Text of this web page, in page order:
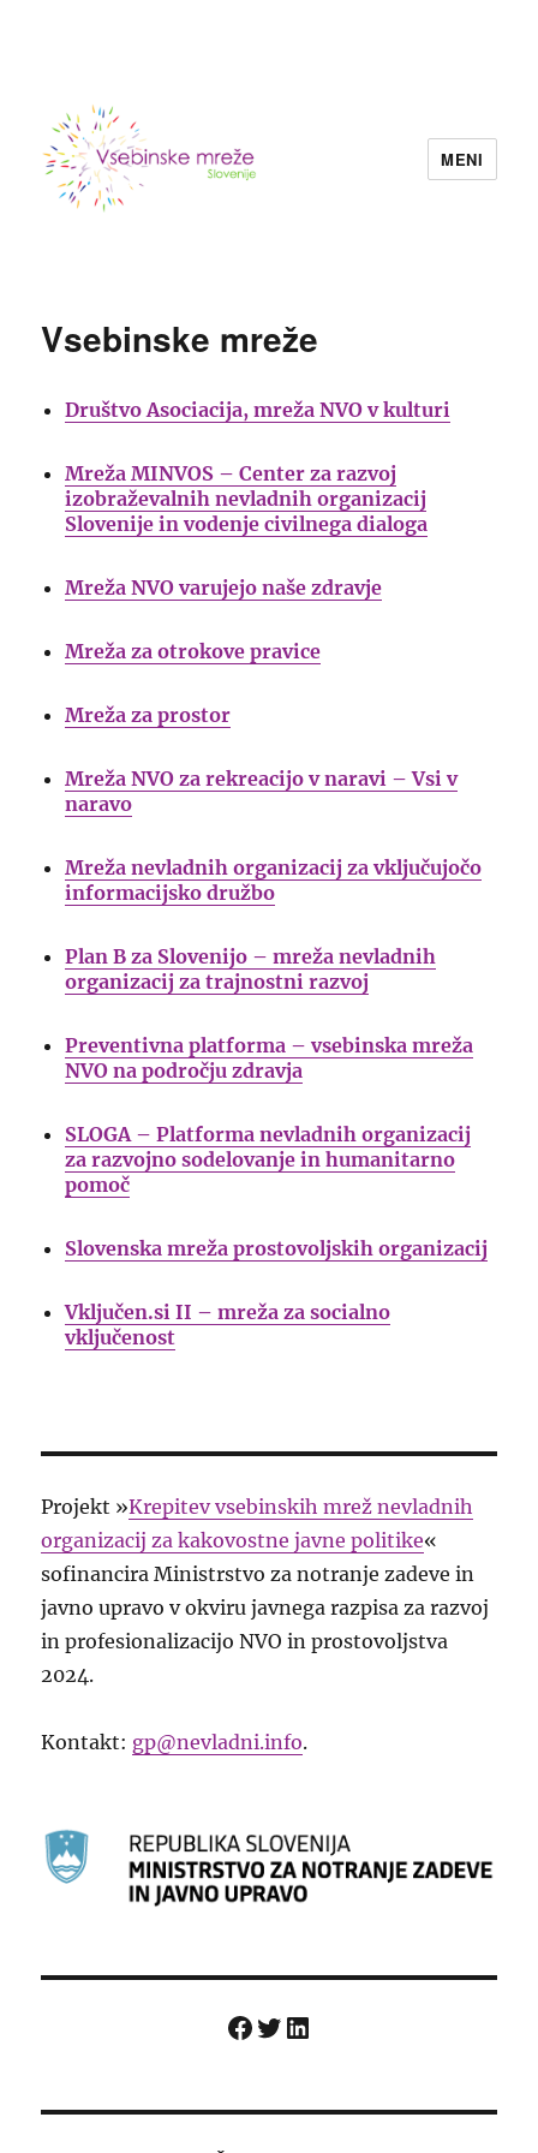
organizacij Slovenije
MENI
Vsebinske mreže
Društvo Asociacija, mreža NVO v kulturi
Mreža MINVOS – Center za razvoj
izobraževalnih nevladnih organizacij
Slovenije in vodenje civilnega dialoga
Mreža NVO varujejo naše zdravje
Mreža za otrokove pravice
Mreža za prostor
Mreža NVO za rekreacijo v naravi – Vsi v
naravo
Mreža nevladnih organizacij za vključujočo
informacijsko družbo
Plan B za Slovenijo – mreža nevladnih
organizacij za trajnostni razvoj
Preventivna platforma – vsebinska mreža
NVO na področju zdravja
SLOGA – Platforma nevladnih organizacij
za razvojno sodelovanje in humanitarno
pomoč
Slovenska mreža prostovoljskih organizacij
Vključen.si II – mreža za socialno
vključenost
Projekt »Krepitev vsebinskih mrež nevladnih
organizacij za kakovostne javne politike«
sofinancira Ministrstvo za notranje zadeve in
javno upravo v okviru javnega razpisa za razvoj
in profesionalizacijo NVO in prostovoljstva
2024.
Kontakt: gp@nevladni.info.
Facebook
Twitter
LinkedIn